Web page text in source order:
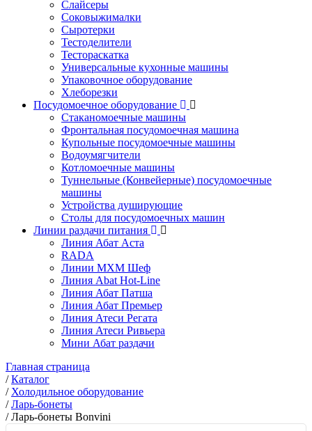
Слайсеры
Соковыжималки
Сыротерки
Тестоделители
Тестораскатка
Универсальные кухонные машины
Упаковочное оборудование
Хлеборезки
Посудомоечное оборудование
Стаканомоечные машины
Фронтальная посудомоечная машина
Купольные посудомоечные машины
Водоумягчители
Котломоечные машины
Туннельные (Конвейерные) посудомоечные
машины
Устройства душирующие
Столы для посудомоечных машин
Линии раздачи питания
Линия Абат Аста
RADA
Линии МХМ Шеф
Линия Abat Hot-Line
Линия Абат Патша
Линия Абат Премьер
Линия Атеси Регата
Линия Атеси Ривьера
Мини Абат раздачи
Главная страница
/Каталог
/ Холодильное оборудование
/Ларь-бонеты
/Ларь-бонеты Bonvini